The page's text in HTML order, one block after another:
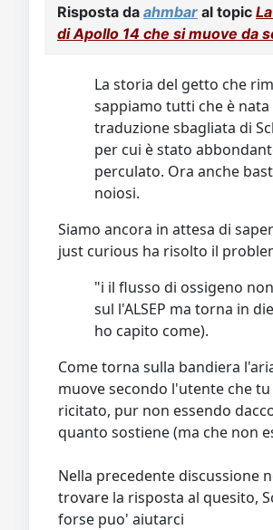
Risposta da ahmbar al topic
di Apollo 14 che si muove da
La storia del getto che
sappiamo tutti che è nata
traduzione sbagliata di
per cui è stato
perculato. Ora anche
noiosi.
Siamo ancora in attesa di
just curious ha risolto il
"i il flusso di ossigeno non
sul l'ALSEP ma torna in
ho capito come).
Come torna sulla bandiera
muove secondo l'utente che tu
ricitato, pur non essendo
quanto sostiene (ma che non
Nella precedente discussione
trovare la risposta al quesito,
forse puo' aiutarci